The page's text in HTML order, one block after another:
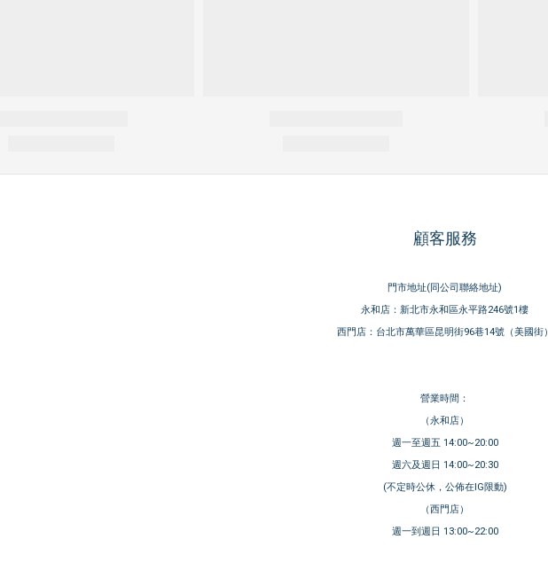
顧客服務
門市地址(同公司聯絡地址)
永和店：新北市永和區永平路246號1樓
西門店：台北市萬華區昆明街96巷14號（美國街）
營業時間：
（永和店）
週一至週五 14:00~20:00
週六及週日 14:00~20:30
(不定時公休，公佈在IG限動)
（西門店）
週一到週日 13:00~22:00